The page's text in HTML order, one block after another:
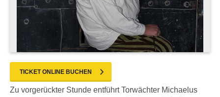
TICKET ONLINE BUCHEN
Zu vorgerückter Stunde entführt Torwächter Michaelus